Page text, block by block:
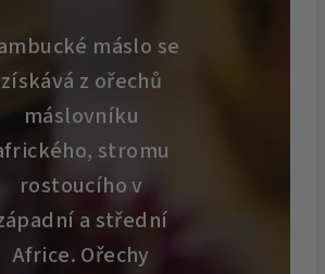
máslo se
získává z ořechů
máslovníku
stromu
rostoucího v
a střední
Africe. Ořechy